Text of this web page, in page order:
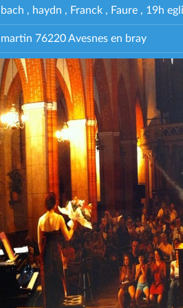
, haydn , Franck , Faure , 19h
martin 76220 Avesnes en bray